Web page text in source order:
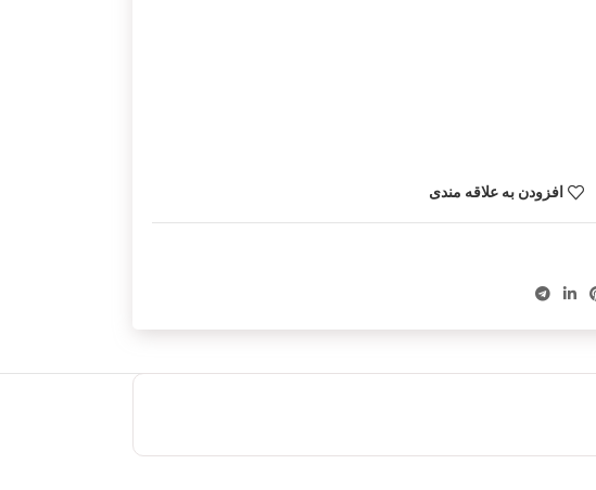
افزودن به علاقه مندی